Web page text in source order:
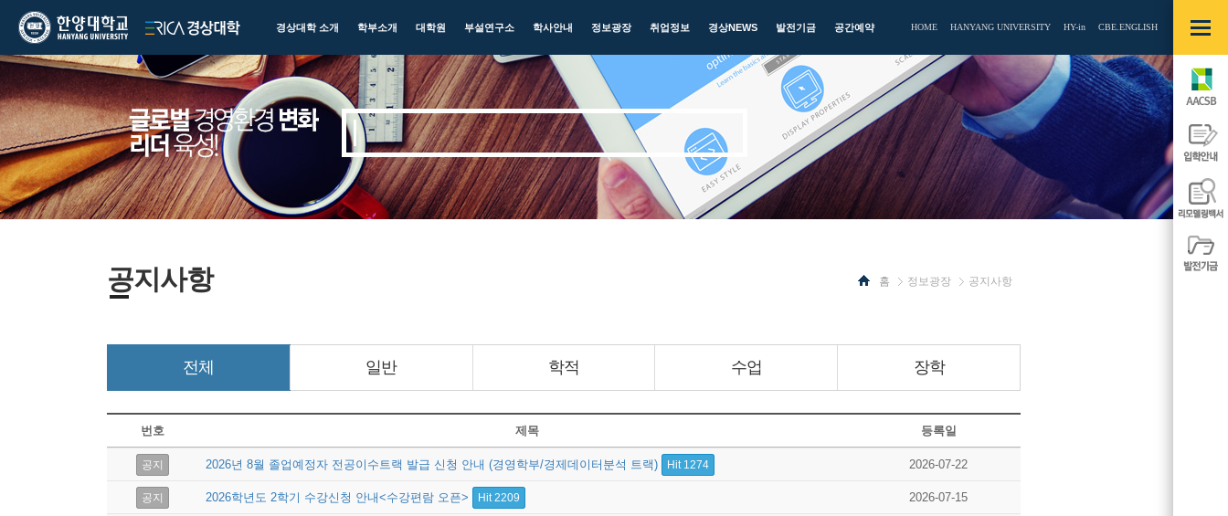
한양대학교
한양대학교
ERICA
경상대학
경상대학 소개 학부소개 대학원 부설연구소 학사안내 정보광장 취업정보 경상NEWS 발전기금 공간예약 HOME HANYANG UNIVERSITY HY-in CBE.ENGLISH
공지사항 홈 정보광장
사이드
공지사항
사이드
전체 일반 학적 수업 장학
게시판
번호 제목 등록일
공지 2026년 8월 졸업예정자 전공이수트랙 발급 신청 안내 (경영학부/경제데이터분석 트랙) Hit 1274 2026-07-22
공지 2026학년도 2학기 수강신청 안내<수강편람 오픈> Hit 2209 2026-07-15
열기/
AACSB
입학안내
리모델링백
발전기금